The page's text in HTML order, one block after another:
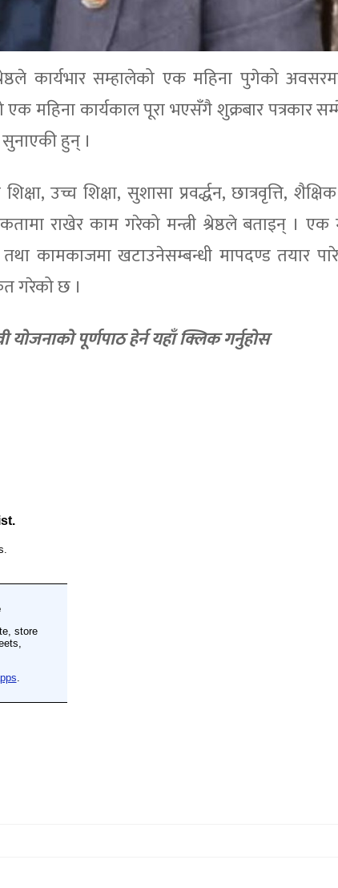
श्रेष्ठले कार्यभार सम्हालेको एक महिना पुगेको
महिना कार्यकाल पूरा भएसँगै शुक्रबार पत्रकार
सुनाएकी हुन् ।
उच्च शिक्षा, सुशासा प्रवर्द्धन, छात्रवृत्ति,
राखेर काम गरेको मन्त्री श्रेष्ठले बताइन् । एक
कामकाजमा खटाउनेसम्बन्धी मापदण्ड तयार
गरेको छ ।
याेजनाकाे पूर्णपाठ हेर्न यहाँ क्लिक गर्नुहाेस